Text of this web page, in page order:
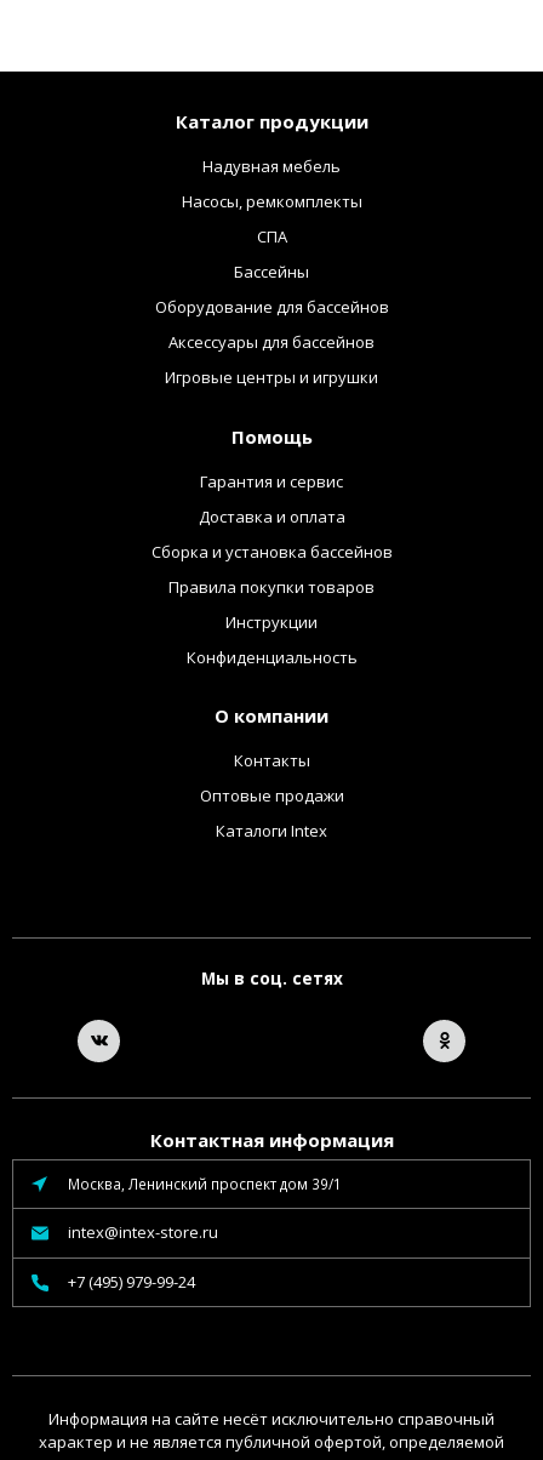
Каталог продукции
Надувная мебель
Насосы, ремкомплекты
СПА
Бассейны
Оборудование для бассейнов
Аксессуары для бассейнов
Игровые центры и игрушки
Помощь
Гарантия и сервис
Доставка и оплата
Сборка и установка бассейнов
Правила покупки товаров
Инструкции
Конфиденциальность
О компании
Контакты
Оптовые продажи
Каталоги Intex
Мы в соц. сетях
Контактная информация
Москва, Ленинский проспект дом 39/1
intex@intex-store.ru
+7 (495) 979-99-24
Информация на сайте несёт исключительно справочный
характер и не является публичной офертой, определяемой